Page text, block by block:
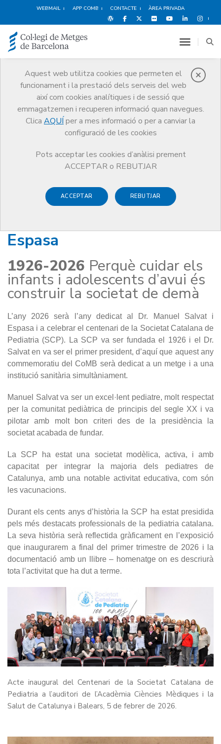
WEBMAIL APP COMB CONTACTE ÀREA PRIVADA
Aquest web utilitza cookies que permeten el
funcionament i la prestació dels serveis del web
així com cookies analítiques i de sessió que
emmagatzemen i recuperen informació quan navegues.
Clica AQUÍ per a mes informació o per a canviar la
configuració de les cookies
Pots acceptar les cookies d’anàlisi prement
ACCEPTAR o REBUTJAR
ACCEPTAR REBUTJAR
toggle
Història
Història
Any commemoratiu: 100 anys Societat Catalana de Pediatria Manuel
Salvat i Espasa
Any commemoratiu:100
anys Societat Catalana de
Espasa
1926-2026 Perquè cuidar els
infants i adolescents d’avui és
construir la societat de demà
L’any 2026 serà l’any dedicat al Dr. Manuel Salvat i
Espasa i a celebrar el centenari de la Societat Catalana de
Pediatria (SCP). La SCP va ser fundada el 1926 i el Dr.
Salvat en va ser el primer president, d’aquí que aquest any
commemoratiu del CoMB serà dedicat a un metge i a una
institució sanitària simultàniament.
Manuel Salvat va ser un excel·lent pediatre, molt respectat
per la comunitat pediàtrica de principis del segle XX i va
pilotar amb molt bon criteri des de la presidència la
societat acabada de fundar.
La SCP ha estat una societat modèlica, activa, i amb
capacitat per integrar la majoria dels pediatres de
Catalunya, amb una notable activitat educativa, com són
les vacunacions.
Durant els cents anys d’història la SCP ha estat presidida
pels més destacats professionals de la pediatria catalana.
La seva història serà reflectida gràficament en l’exposició
que inaugurarem a final del primer trimestre de 2026 i la
documentació amb un llibre – homenatge on es descriurà
tota l’activitat que ha dut a terme.
Acte inaugural del Centenari de la Societat Catalana de
Pediatria a l’auditori de l’Acadèmia Ciències Mèdiques i la
Salut de Catalunya i Balears, 5 de febrer de 2026.